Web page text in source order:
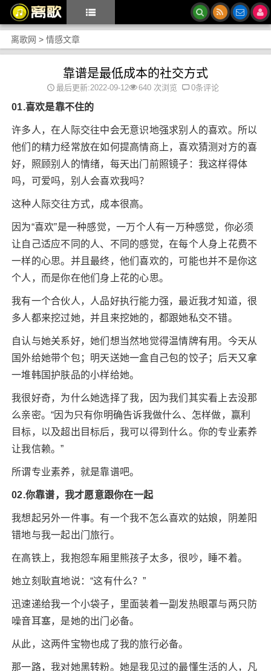
离歌网 > 情感文章
靠谱是最低成本的社交方式
最后更新:2022-09-12 640 次浏览 0条评论
01.喜欢是靠不住的
许多人，在人际交往中会无意识地强求别人的喜欢。所以
他们的精力经常放在如何提高情商上，喜欢猜测对方的喜
好，照顾别人的情绪，每天出门前照镜子：我这样得体
吗，可爱吗，别人会喜欢我吗？
这种人际交往方式，成本很高。
因为“喜欢”是一种感觉，一万个人有一万种感觉，你必须
让自己适应不同的人、不同的感觉，在每个人身上花费不
一样的心思。并且最终，他们喜欢的，可能也并不是你这
个人，而是你在他们身上花的心思。
我有一个合伙人，人品好执行能力强，最近我才知道，很
多人都来挖过她，并且来挖她的，都跟她私交不错。
自认与她关系好，她们想当然地觉得温情牌有用。今天从
国外给她带个包；明天送她一盒自己包的饺子；后天又拿
一堆韩国护肤品的小样给她。
我很好奇，为什么她选择了我，因为我们其实看上去没那
么亲密。“因为只有你明确告诉我做什么、怎样做，赢利
目标，以及超出目标后，我可以得到什么。你的专业素养
让我信赖。”
所谓专业素养，就是靠谱吧。
02.你靠谱，我才愿意跟你在一起
我想起另外一件事。有一个我不怎么喜欢的姑娘，阴差阳
错地与我一起出门旅行。
在高铁上，我抱怨车厢里熊孩子太多，很吵，睡不着。
她立刻耿直地说：“这有什么？”
迅速递给我一个小袋子，里面装着一副发热眼罩与两只防
噪音耳塞，是她的出门必备。
从此，这两件宝物也成了我的旅行必备。
那一路，我对她黑转粉。她是我见过的最懂生活的人，凡